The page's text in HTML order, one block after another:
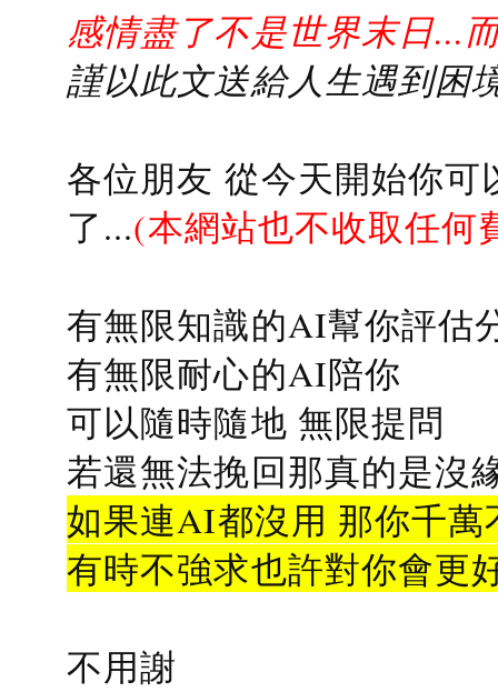
感情盡了不是世界末日...
謹以此文送給人生遇到困
各位朋友 從今天開始你
了...(本網站也不收取任何
有無限知識的AI幫你評估
有無限耐心的AI陪你
可以隨時隨地 無限提問
若還無法挽回那真的是沒
如果連AI都沒用 那你千
有時不強求也許對你會更
不用謝